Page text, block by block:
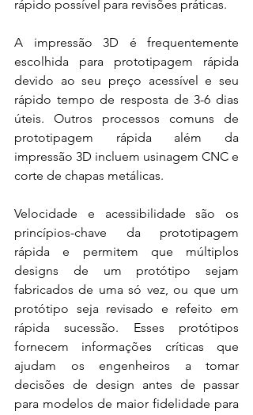
rápido possível para revisões práticas.
A impressão 3D é frequentemente
escolhida para prototipagem rápida
devido ao seu preço acessível e seu
rápido tempo de resposta de 3-6 dias
úteis. Outros processos comuns de
prototipagem rápida além da
impressão 3D incluem usinagem CNC e
corte de chapas metálicas.
Velocidade e acessibilidade são os
princípios-chave da prototipagem
rápida e permitem que múltiplos
designs de um protótipo sejam
fabricados de uma só vez, ou que um
protótipo seja revisado e refeito em
rápida sucessão. Esses protótipos
fornecem informações críticas que
ajudam os engenheiros a tomar
decisões de design antes de passar
para modelos de maior fidelidade para